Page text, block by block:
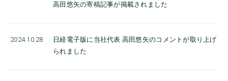
高田悠矢の寄稿記事が掲載されました
2024.10.28
日経電子版に当社代表 高田悠矢のコメントが取り上げ
られました